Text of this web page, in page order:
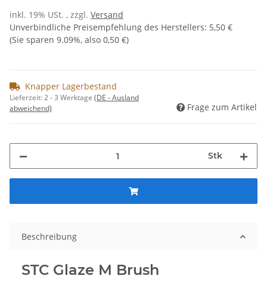
inkl. 19% USt. , zzgl. Versand
Unverbindliche Preisempfehlung des Herstellers: 5,50 €
(Sie sparen 9.09%, also 0,50 €)
Knapper Lagerbestand
Lieferzeit:2 - 3 Werktage (DE - Ausland
abweichend)
Frage zum Artikel
Stk
Beschreibung
STC Glaze M Brush